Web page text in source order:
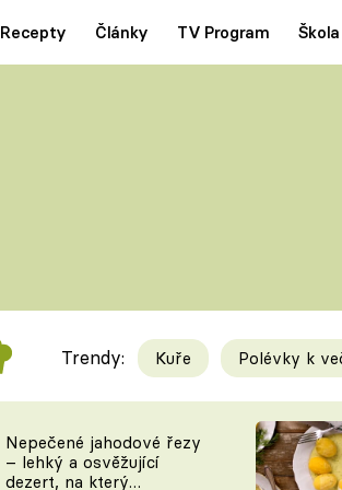
Recepty Články TV Program
Videorecepty
TEĎ VAŘÍ ŠÉF!
Trendy: Kuře Polévky k
Nepečené jahodové řezy
– lehký a osvěžující
dezert, na který